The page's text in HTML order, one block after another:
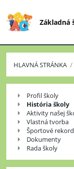
Základná
HLAVNÁ STRÁNKA /
Profil
školyProfil školy
História školy
Aktivity našej
Vlastná tvorba
Športové
Dokumenty
Rada školy